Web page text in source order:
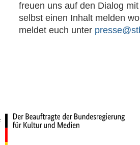
freuen uns auf den Dialog
selbst einen Inhalt melden
meldet euch unter